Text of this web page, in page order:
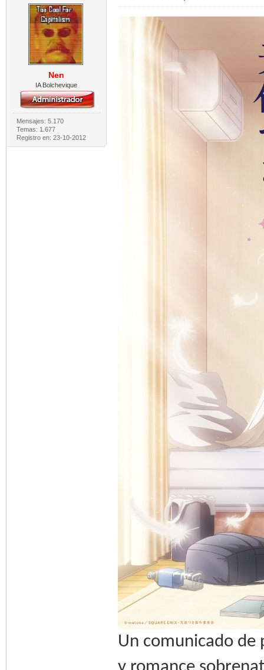
Nen
IA Bolchevique
Mensajes: 5.170
Temas: 1.677
Registro en: 23-10-2012
Un comunicado de